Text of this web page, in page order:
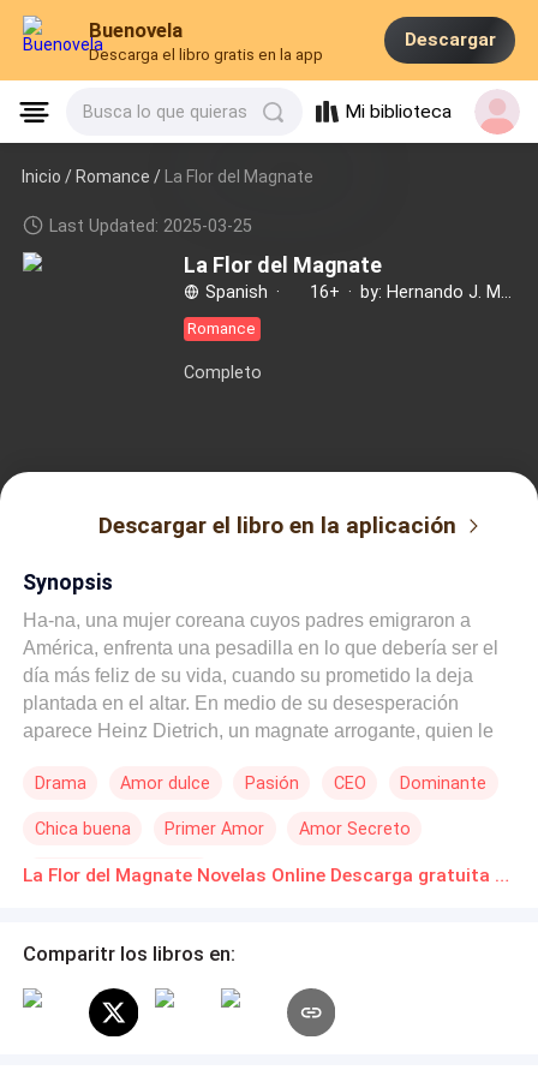
Buenovela
Descarga el libro gratis en la app
Descargar
Busca lo que quieras Mi biblioteca
Inicio /Romance / La Flor del Magnate
Last Updated: 2025-03-25
La Flor del Magnate
Spanish · 16+ ·
Romance
Completo
Descargar el libro en la aplicación
Synopsis
Ha-na, una mujer coreana cuyos padres emigraron a
América, enfrenta una pesadilla en lo que debería ser el
día más feliz de su vida, cuando su prometido la deja
plantada en el altar. En medio de su desesperación
aparece Heinz Dietrich, un magnate arrogante, quien le
Ahora, a pesar de su diferencia de edad, Ha-na debe
antes de medianoche. ¿Mantendrá su resentimiento
hacia el amor o se rendirá a nuevos sentimientos por
Drama Amor dulce Pasión CEO Dominante
Chica buena Primer Amor Amor Secreto
Amor a Primera Vista La Flor del Magnate Novelas Online Descarga gratuita de PDF
Comparitr los libros en: